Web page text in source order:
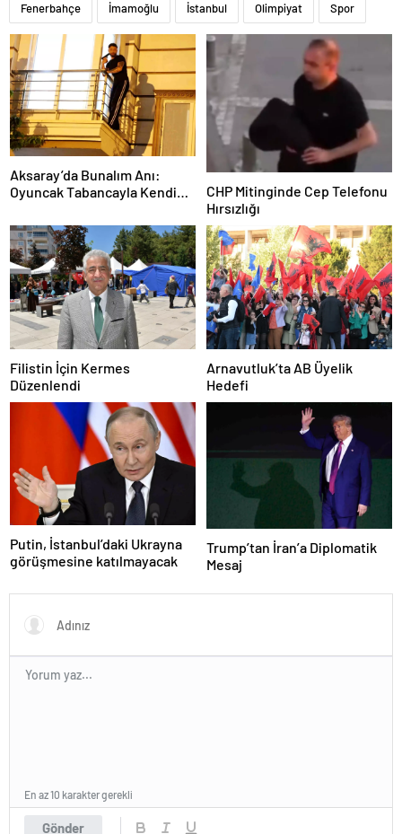
Fenerbahçe İmamoğlu İstanbul Olimpiyat Spor
Aksaray’da Bunalım Anı:
Oyuncak Tabancayla Kendine
CHP Mitinginde Cep Telefonu
Hırsızlığı
Filistin İçin Kermes
Düzenlendi
Arnavutluk’ta AB Üyelik
Hedefi
Putin, İstanbul’daki Ukrayna
görüşmesine katılmayacak
Trump’tan İran’a Diplomatik
Mesaj
Gönder
En az 10 karakter gerekli